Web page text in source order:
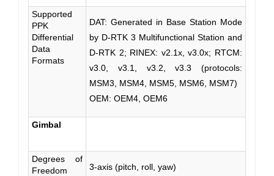
Supported
PPK
Differential
Data
Formats
DAT: Generated in Base Station Mode
by D-RTK 3 Multifunctional Station and
D-RTK 2; RINEX: v2.1x, v3.0x; RTCM:
v3.0, v3.1, v3.2, v3.3 (protocols:
MSM3, MSM4, MSM5, MSM6, MSM7)
OEM: OEM4, OEM6
Gimbal
Degrees of
Freedom
3-axis (pitch, roll, yaw)